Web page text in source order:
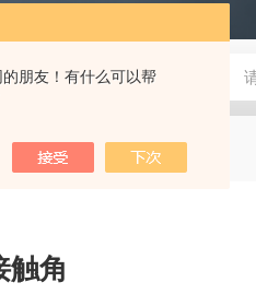
朋友！有什么可以帮
晶屏款） 动态表面张力仪
触角